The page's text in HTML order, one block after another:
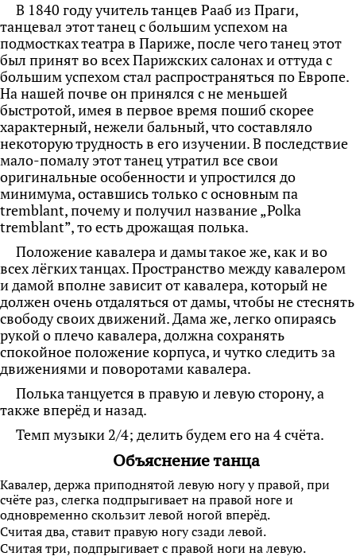
В 1840 году учитель танцев Рааб из Праги,
танцевал этот танец с большим успехом на
подмостках театра в Париже, после чего танец этот
был принят во всех Парижских салонах и оттуда с
большим успехом стал распространяться по Европе.
На нашей почве он принялся с не меньшей
быстротой, имея в первое время пошиб скорее
характерный, нежели бальный, что составляло
некоторую трудность в его изучении. В последствие
мало-помалу этот танец утратил все свои
оригинальные особенности и упростился до
минимума, оставшисьтолько с основным па
tremblant, почему и получил название „Polka
tremblant”, то есть дрожащая полька.
Положение кавалера и дамы такое же, как и во
всех лёгких танцах. Пространство между кавалером
и дамой вполне зависит от кавалера, который не
должен очень отдаляться от дамы, чтобы не стеснять
свободу своих движений. Дама же, легко опираясь
рукой о плечо кавалера, должна сохранять
спокойное положение корпуса, и чутко следить за
движениями и поворотами кавалера.
Полька танцуется в правую и левую сторону, а
также вперёд и назад.
Темп музыки 2/4; делить будем его на 4 счёта.
Объяснение танца
Кавалер, держа приподнятой левую ногу у правой, при
счёте раз, слегка подпрыгивает на правой ноге и
одновременно скользит левой ногой вперёд.
Считая два, ставит правую ногу сзади левой.
Считая три, подпрыгивает с правой ноги на левую.